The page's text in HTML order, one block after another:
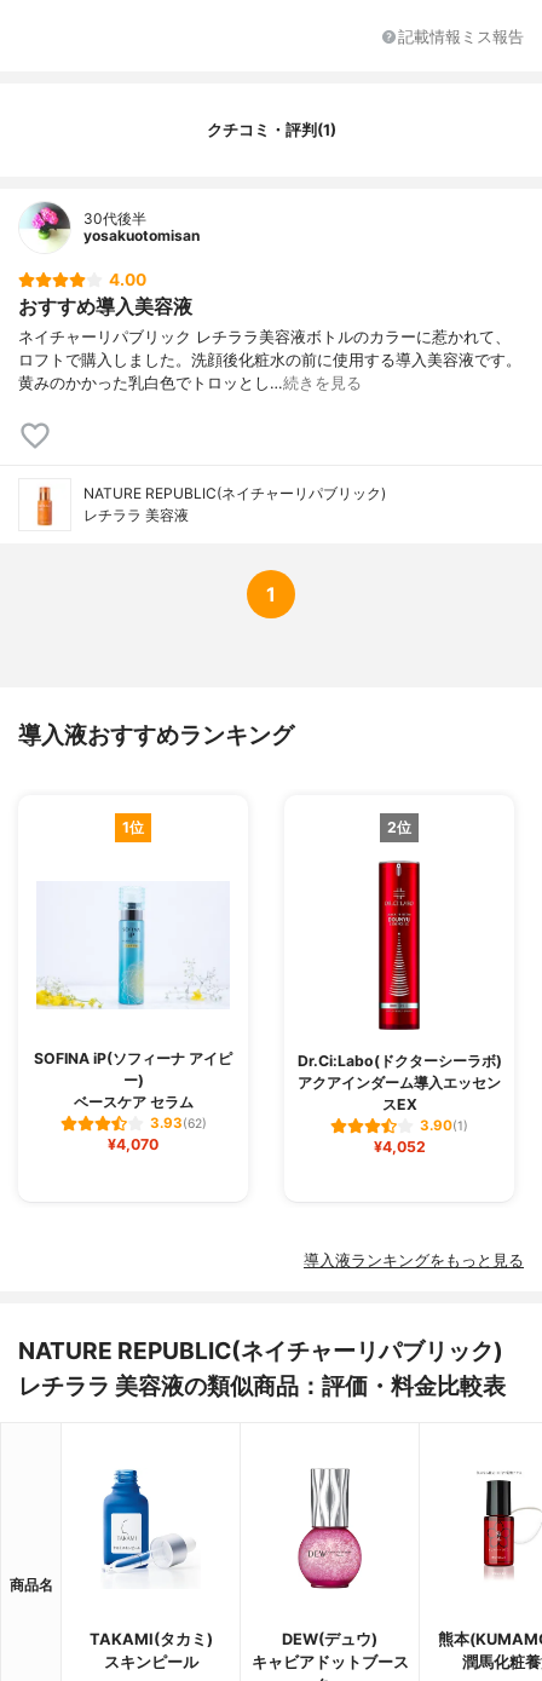
記載情報ミス報告
クチコミ・評判(1)
30代後半
yosakuotomisan
4.00
おすすめ導入美容液
ネイチャーリパブリック レチララ美容液ボトルのカラーに惹かれて、
ロフトで購入しました。洗顔後化粧水の前に使用する導入美容液です。
黄みのかかった乳白色でトロッとし…続きを見る
NATURE REPUBLIC(ネイチャーリパブリック)
レチララ 美容液
1
導入液おすすめランキング
1位
SOFINA iP(ソフィーナ アイピ
ー)
ベースケア セラム
3.93(62)
¥4,070
2位
Dr.Ci:Labo(ドクターシーラボ)
アクアインダーム導入エッセン
スEX
3.90(1)
¥4,052
導入液ランキングをもっと見る
NATURE REPUBLIC(ネイチャーリパブリック)
レチララ 美容液の類似商品：評価・料金比較表
商品名
TAKAMI(タカミ)
スキンピール
DEW(デュウ)
キャビアドットブース
熊本
潤馬化粧